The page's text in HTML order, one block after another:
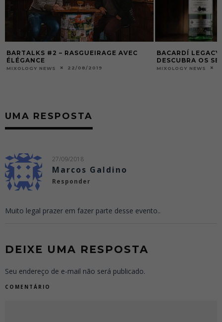
BARTALKS #2 – RASGUEIRAGE AVEC
ÉLÉGANCE
MIXOLOGY NEWS 22/08/2019
BACARDÍ
DESCUBRA OS
MIXOLOGY NEWS
UMA RESPOSTA
27/09/2018
Marcos Galdino
Responder
Muito legal prazer em fazer parte desse evento..
DEIXE UMA RESPOSTA
Seu endereço de e-mail não será publicado.
COMENTÁRIO